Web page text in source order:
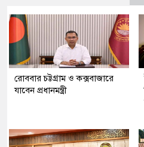
রোববার চট্টগ্রাম ও কক্সবাজারে
যাবেন প্রধানমন্ত্রী